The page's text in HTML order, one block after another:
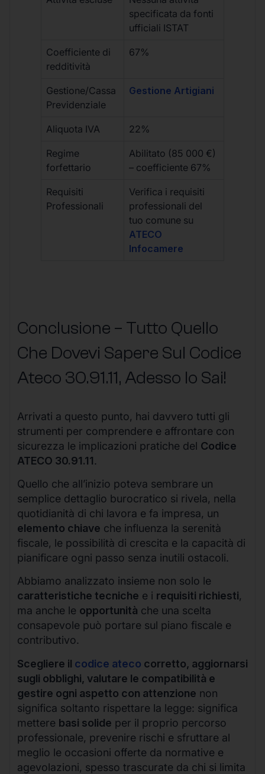
specificata da fonti
ufficiali ISTAT
Coefficiente di
redditività
67%
Gestione/Cassa
Previdenziale
Gestione Artigiani
Aliquota IVA 22%
Regime
forfettario
Abilitato (85 000 €)
– coefficiente 67%
Requisiti
Professionali
Verifica i requisiti
professionali del
tuo comune su
ATECO
Infocamere
Conclusione – Tutto Quello
Che Dovevi Sapere Sul Codice
Ateco 30.91.11, Adesso lo Sai!
Arrivati a questo punto, hai davvero tutti gli
strumenti per comprendere e affrontare con
sicurezza le implicazioni pratiche del Codice
ATECO 30.91.11.
Quello che all’inizio poteva sembrare un
semplice dettaglio burocratico si rivela, nella
quotidianità di chi lavora e fa impresa, un
elemento chiave che influenza la serenità
fiscale, le possibilità di crescita e la capacità di
pianificare ogni passo senza inutili ostacoli.
Abbiamo analizzato insieme non solo le
caratteristiche tecniche e i requisiti richiesti,
ma anche le opportunità che una scelta
consapevole può portare sul piano fiscale e
contributivo.
Scegliere il codice ateco corretto, aggiornarsi
sugli obblighi, valutare le compatibilità e
gestire ogni aspetto con attenzione non
significa soltanto rispettare la legge: significa
mettere basi solide per il proprio percorso
professionale, prevenire rischi e sfruttare al
meglio le occasioni offerte da normative e
agevolazioni, spesso trascurate da chi si limita